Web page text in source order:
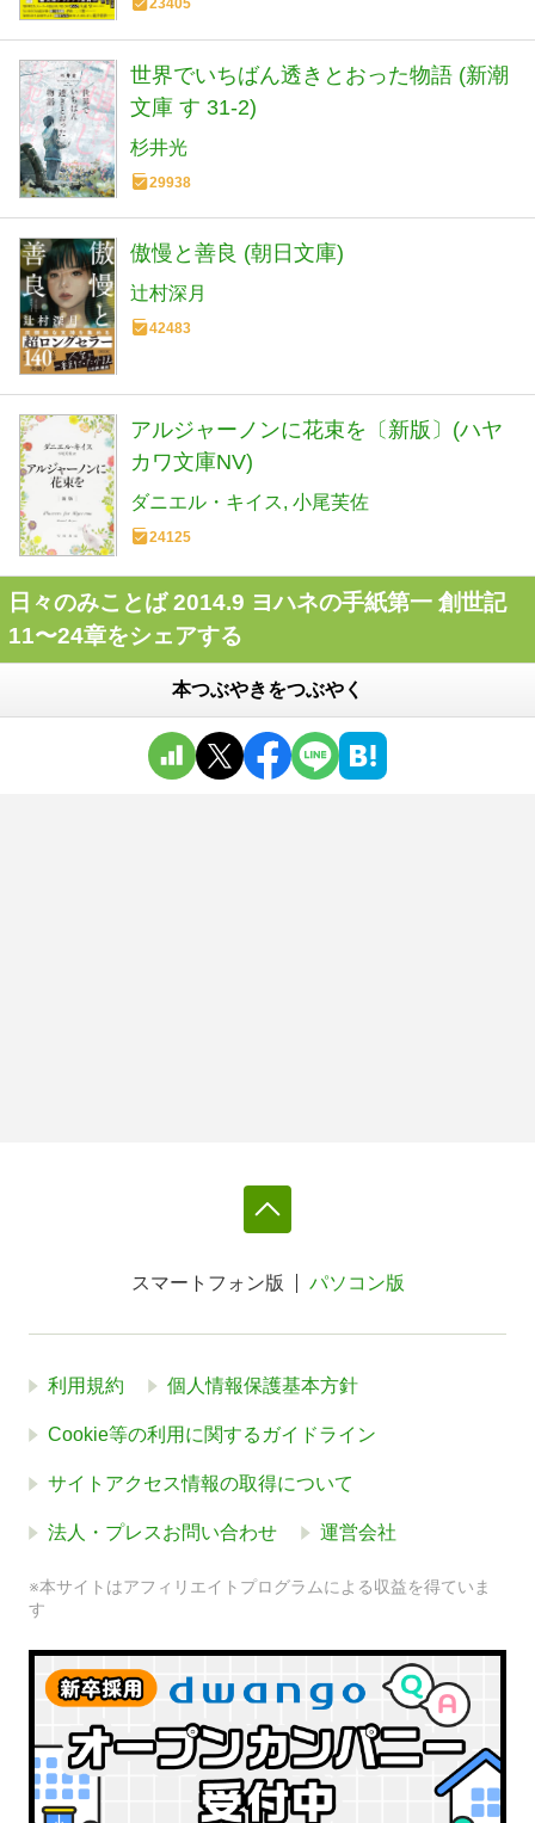
23405
世界でいちばん透きとおった物語 (新潮
文庫 す 31-2)
杉井光
29938
傲慢と善良 (朝日文庫)
辻村深月
42483
アルジャーノンに花束を〔新版〕(ハヤ
カワ文庫NV)
ダニエル・キイス 小尾芙佐
24125
日々のみことば 2014.9 ヨハネの手紙第一 創世記
11〜24章をシェアする
本つぶやきをつぶやく
スマートフォン版 パソコン版
利用規約 個人情報保護基本方針
Cookie等の利用に関するガイドライン
サイトアクセス情報の取得について
法人・プレスお問い合わせ 運営会社
※本サイトはアフィリエイトプログラムによる収益を得ていま
す